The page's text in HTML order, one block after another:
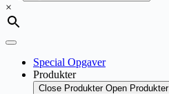
×
Special Opgaver
Produkter
Close Produkter Open Produkter